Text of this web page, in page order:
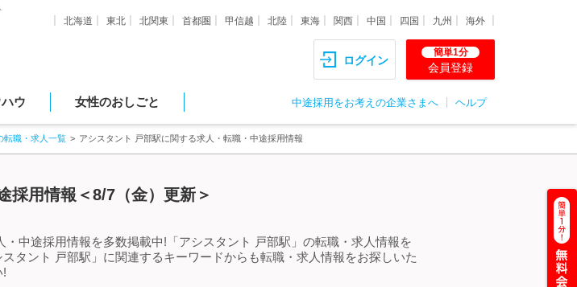
北海道 東北 北関東 首都圏 甲信越 北陸 東海 関西 中国 四国 九州 海外
ログイン
簡単1分
会員登録
ウ 女性のおしごと 中途採用をお考えの企業さまへ ヘルプ
転職・求人一覧 アシスタント 戸部駅に関する求人・転職・中途採用情報
採用情報＜8/7（金）更新＞
中途採用情報を多数掲載中!「アシスタント 戸部駅」の転職・求人情報を
タント 戸部駅」に関連するキーワードからも転職・求人情報をお探しいた
!